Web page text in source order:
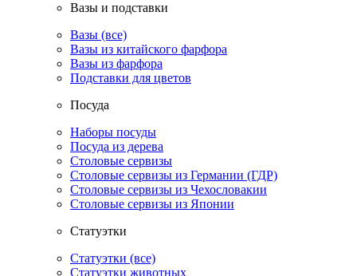
Вазы и подставки
Вазы (все)
Вазы из китайского фарфора
Вазы из фарфора
Подставки для цветов
Посуда
Наборы посуды
Посуда из дерева
Столовые сервизы
Столовые сервизы из Германии (ГДР)
Столовые сервизы из Чехословакии
Столовые сервизы из Японии
Статуэтки
Статуэтки (все)
Статуэтки животных